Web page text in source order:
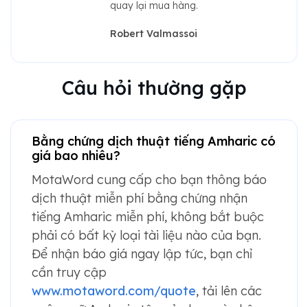
quay lại mua hàng.
Robert Valmassoi
Câu hỏi thường gặp
Bằng chứng dịch thuật tiếng Amharic có
giá bao nhiêu?
MotaWord cung cấp cho bạn thông báo
dịch thuật miễn phí bằng chứng nhận
tiếng Amharic miễn phí, không bắt buộc
phải có bất kỳ loại tài liệu nào của bạn.
Để nhận báo giá ngay lập tức, bạn chỉ
cần truy cập
www.motaword.com/quote, tải lên các